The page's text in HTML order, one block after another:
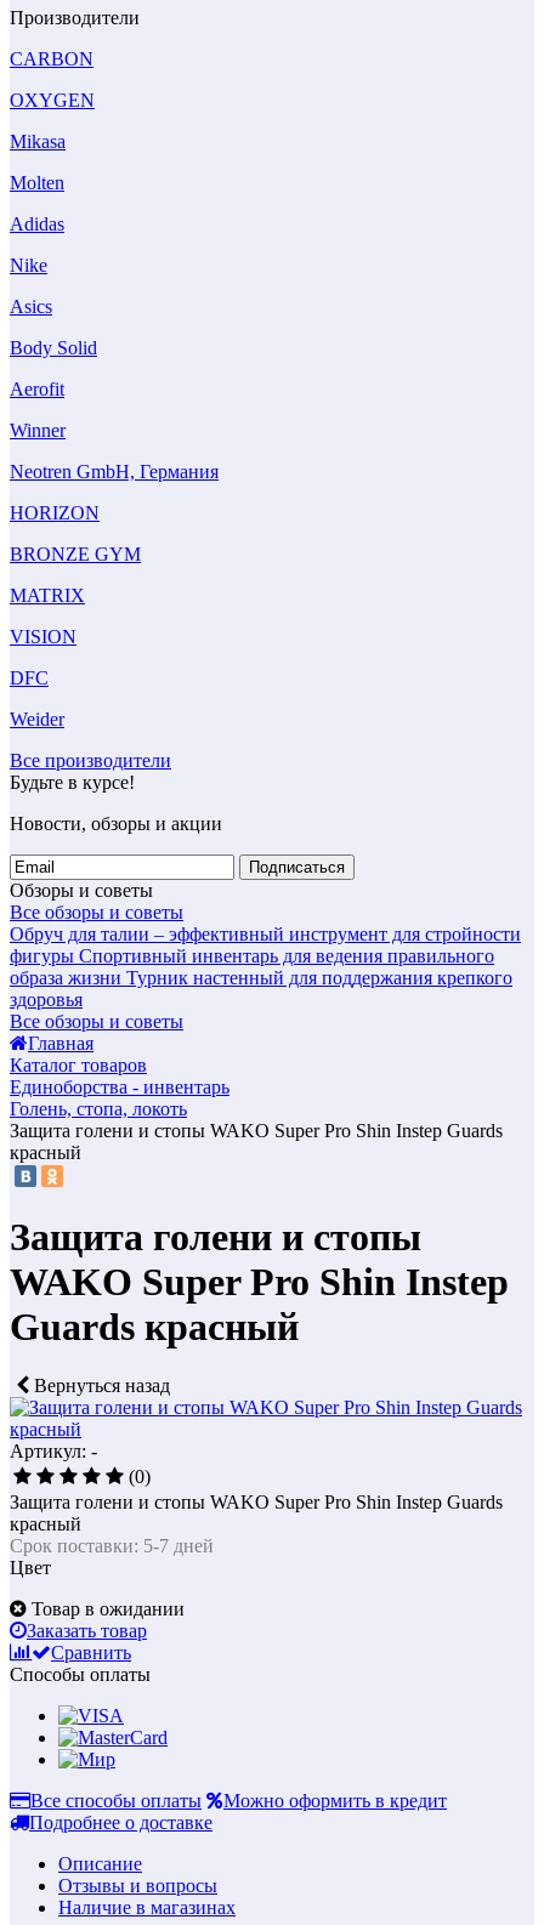
Производители
CARBON
OXYGEN
Mikasa
Molten
Adidas
Nike
Asics
Body Solid
Aerofit
Winner
Neotren GmbH, Германия
HORIZON
BRONZE GYM
MATRIX
VISION
DFC
Weider
Все производители
Будьте в курсе!
Новости, обзоры и акции
Подписаться
Обзоры и советы
Все обзоры и советы
Обруч для талии – эффективный инструмент для стройности
фигуры Спортивный инвентарь для ведения правильного
образа жизни Турник настенный для поддержания крепкого
здоровья
Все обзоры и советы
Главная
Каталог товаров
Единоборства - инвентарь
Голень, стопа, локоть
Защита голени и стопы WAKO Super Pro Shin Instep Guards
красный
Защита голени и стопы
WAKO Super Pro Shin Instep
Guards красный
Вернуться назад
Артикул: -
(0)
Защита голени и стопы WAKO Super Pro Shin Instep Guards
красный
Срок поставки: 5-7 дней
Цвет
Товар в ожидании
Заказать товар
Сравнить
Способы оплаты
Все способы оплаты
Можно оформить в кредит
Подробнее о доставке
Описание
Отзывы и вопросы
Наличие в магазинах